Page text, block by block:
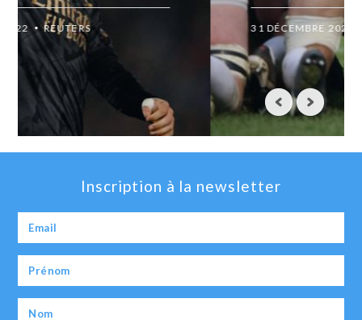
31 DÉCEMBRE 2022
Inscription à la newsletter